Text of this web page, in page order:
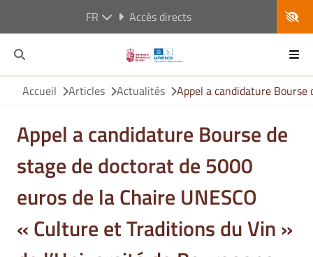
FR Accès directs
Accueil Articles Actualités Appel a candidature Bourse
Appel a candidature Bourse de
stage de doctorat de 5000
euros de la Chaire UNESCO
« Culture et Traditions du Vin »